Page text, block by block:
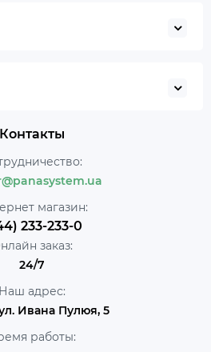
Контакты
магазин:
233-233-0
заказ:
24/7
Наш адрес:
Ивана Пулюя, 5
работы: